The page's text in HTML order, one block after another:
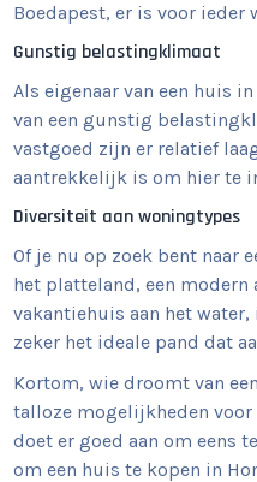
Boedapest, er is voor ieder
Gunstig belastingklimaat
Als eigenaar van een huis
van een gunstig
vastgoed zijn er relatief
aantrekkelijk is om hier te
Diversiteit aan woningtypes
Of je nu op zoek bent naar
het platteland, een modern
vakantiehuis aan het
zeker het ideale pand dat
Kortom, wie droomt van
talloze mogelijkheden
doet er goed aan om eens
om een huis te kopen in